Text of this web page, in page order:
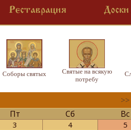
Реставрация Доски
Соборы святых
Святые на всякую
потребу
>>
Пт Сб Вс
3 4
5